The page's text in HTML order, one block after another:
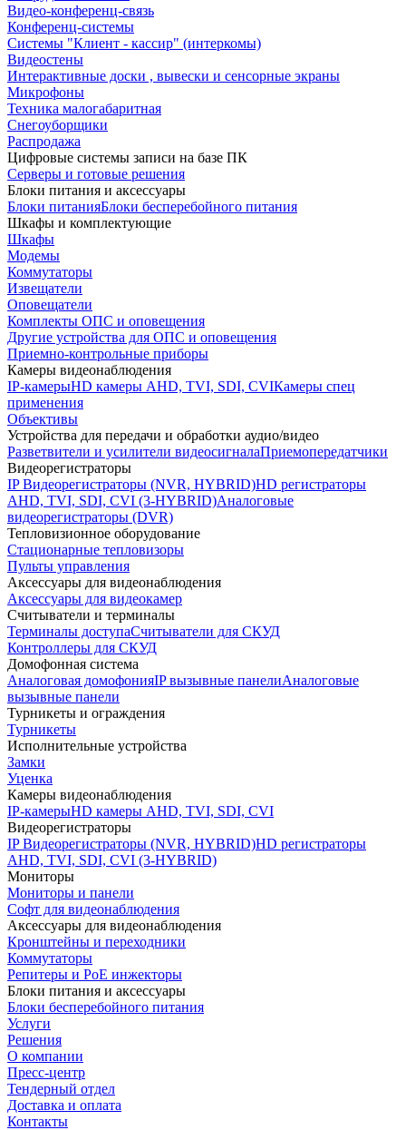
Видео-конференц-связь
Конференц-системы
Системы "Клиент - кассир" (интеркомы)
Видеостены
Интерактивные доски , вывески и сенсорные экраны
Микрофоны
Техника малогабаритная
Снегоуборщики
Распродажа
Цифровые системы записи на базе ПК
Серверы и готовые решения
Блоки питания и аксессуары
Блоки питанияБлоки бесперебойного питания
Шкафы и комплектующие
Шкафы
Модемы
Коммутаторы
Извещатели
Оповещатели
Комплекты ОПС и оповещения
Другие устройства для ОПС и оповещения
Приемно-контрольные приборы
Камеры видеонаблюдения
IP-камерыHD камеры AHD, TVI, SDI, CVIКамеры спец
применения
Объективы
Устройства для передачи и обработки аудио/видео
Разветвители и усилители видеосигналаПриемопередатчики
Видеорегистраторы
IP Видеорегистраторы (NVR, HYBRID)HD регистраторы
AHD, TVI, SDI, CVI (3-HYBRID)Аналоговые
видеорегистраторы (DVR)
Тепловизионное оборудование
Стационарные тепловизоры
Пульты управления
Аксессуары для видеонаблюдения
Аксессуары для видеокамер
Считыватели и терминалы
Терминалы доступаСчитыватели для СКУД
Контроллеры для СКУД
Домофонная система
Аналоговая домофонияIP вызывные панелиАналоговые
вызывные панели
Турникеты и ограждения
Турникеты
Исполнительные устройства
Замки
Уценка
Камеры видеонаблюдения
IP-камерыHD камеры AHD, TVI, SDI, CVI
Видеорегистраторы
IP Видеорегистраторы (NVR, HYBRID)HD регистраторы
AHD, TVI, SDI, CVI (3-HYBRID)
Мониторы
Мониторы и панели
Софт для видеонаблюдения
Аксессуары для видеонаблюдения
Кронштейны и переходники
Коммутаторы
Репитеры и PoE инжекторы
Блоки питания и аксессуары
Блоки бесперебойного питания
Услуги
Решения
О компании
Пресс-центр
Тендерный отдел
Доставка и оплата
Контакты